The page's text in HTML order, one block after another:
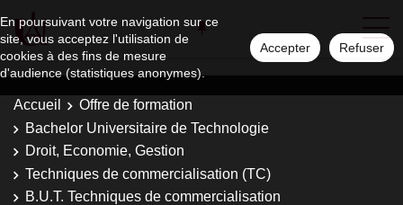
En poursuivant votre navigation sur ce
site, vous acceptez l'utilisation de
cookies à des fins de mesure
d'audience (statistiques anonymes).
Accepter Refuser
Accueil
Offre de formation
Bachelor Universitaire de Technologie
Droit, Economie, Gestion
Techniques de commercialisation (TC)
B.U.T. Techniques de commercialisation